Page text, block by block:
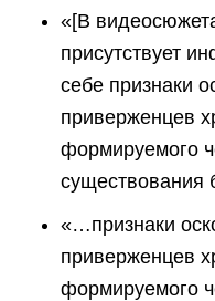
«[В
присутствует
себе признаки
приверженцев
формируемого
существования
«…признаки
приверженцев
формируемого